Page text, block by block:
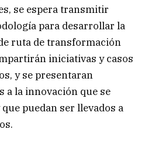
se espera transmitir
para desarrollar la
ruta de transformación
iniciativas y casos
y se presentaran
a la innovación que se
puedan ser llevados a